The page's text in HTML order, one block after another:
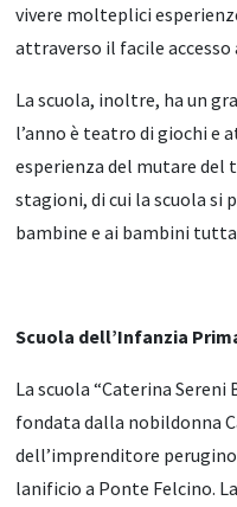
vivere molteplici
attraverso il facile accesso
La scuola, inoltre, ha un
l’anno è teatro di giochi e
esperienza del mutare del
stagioni, di cui la scuola si
bambine e ai bambini
Scuola dell’Infanzia
La scuola “Caterina
fondata dalla nobildonna
dell’imprenditore
lanificio a Ponte Felcino.